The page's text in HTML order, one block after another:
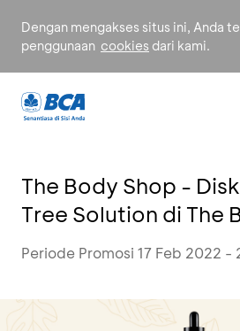
Dengan mengakses situs ini, Anda
penggunaan cookies dari kami.
The Body Shop -
Tree Solution di The
Periode Promosi 17 Feb 2022 -